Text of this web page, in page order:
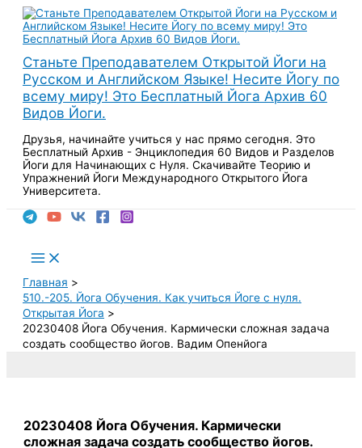
Перейти
содержимому
Станьте Преподавателем Открытой Йоги на
Русском и Английском Языке! Несите Йогу по
всему миру! Это Бесплатный Йога Архив 60
Видов Йоги.
Друзья, начинайте учиться у нас прямо сегодня. Это
Бесплатный Архив - Энциклопедия 60 Видов и Разделов
Йоги для Начинающих с Нуля. Скачивайте Теорию и
Упражнений Йоги Международного Открытого Йога
Университета.
Main
Menu
Главная
510.-205. Йога Обучения. Как учиться Йоге с нуля.
Открытая Йога
20230408 Йога Обучения. Кармически сложная задача
создать сообщество йогов. Вадим Опенйога
20230408 Йога Обучения. Кармически
сложная задача создать сообщество йогов.